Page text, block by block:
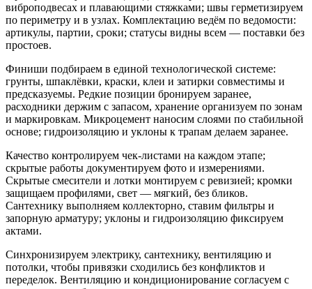
виброподвесах и плавающими стяжками; швы герметизируем
по периметру и в узлах. Комплектацию ведём по ведомости:
артикулы, партии, сроки; статусы видны всем — поставки без
простоев.
Финиши подбираем в единой технологической системе:
грунты, шпаклёвки, краски, клеи и затирки совместимы и
предсказуемы. Редкие позиции бронируем заранее,
расходники держим с запасом, хранение организуем по зонам
и маркировкам. Микроцемент наносим слоями по стабильной
основе; гидроизоляцию и уклоны к трапам делаем заранее.
Качество контролируем чек-листами на каждом этапе;
скрытые работы документируем фото и измерениями.
Скрытые смесители и лотки монтируем с ревизией; кромки
защищаем профилями, свет — мягкий, без бликов.
Сантехнику выполняем коллекторно, ставим фильтры и
запорную арматуру; уклоны и гидроизоляцию фиксируем
актами.
Синхронизируем электрику, сантехнику, вентиляцию и
потолки, чтобы привязки сходились без конфликтов и
переделок. Вентиляцию и кондиционирование согласуем с